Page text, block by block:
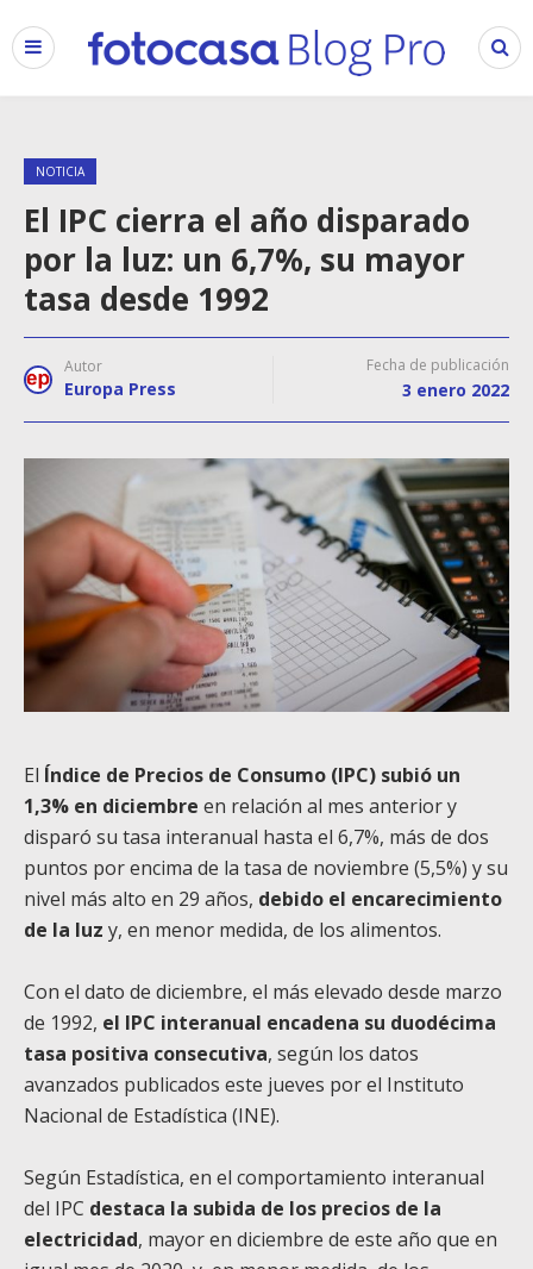
NOTICIA
El IPC cierra el año disparado
por la luz: un 6,7%, su mayor
tasa desde 1992
Autor
Europa Press
Fecha de publicación
3 enero 2022
El Índice de Precios de Consumo (IPC) subió un
1,3% en diciembre en relación al mes anterior y
disparó su tasa interanual hasta el 6,7%, más de dos
puntos por encima de la tasa de noviembre (5,5%) y su
nivel más alto en 29 años, debido el encarecimiento
de la luz y, en menor medida, de los alimentos.
Con el dato de diciembre, el más elevado desde marzo
de 1992, el IPC interanual encadena su duodécima
tasa positiva consecutiva, según los datos
avanzados publicados este jueves por el Instituto
Nacional de Estadística (INE).
Según Estadística, en el comportamiento interanual
del IPC destaca la subida de los precios de la
electricidad, mayor en diciembre de este año que en